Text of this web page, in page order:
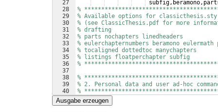
27
28
29
30
31
32
33
34
35
36
37
38
39
40
41
%
% Available options for
% (see ClassicThesis.pdf for more
% drafting
% parts nochapters linedheaders
% eulerchapternumbers beramono
% tocaligned dottedtoc manychapters
% listings floatperchapter subfig
%
%
% 2. Personal data and user ad-hoc
%
\newcommand
Ausgabe erzeugen